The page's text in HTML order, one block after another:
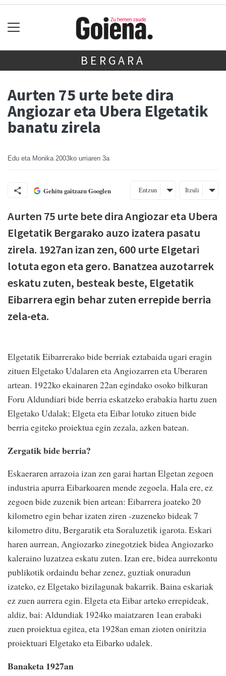
BERGARA
Aurten 75 urte bete dira
Angiozar eta Ubera Elgetatik
banatu zirela
Edu eta Monika 2003ko urriaren 3a
Gehitu gaitzazu Googlen Entzun Itzuli
Aurten 75 urte bete dira Angiozar eta Ubera
Elgetatik Bergarako auzo izatera pasatu
zirela. 1927an izan zen, 600 urte Elgetari
lotuta egon eta gero. Banatzea auzotarrek
eskatu zuten, besteak beste, Elgetatik
Eibarrera egin behar zuten errepide berria
zela-eta.
Elgetatik Eibarrerako bide berriak eztabaida ugari eragin
zituen Elgetako Udalaren eta Angiozarren eta Uberaren
artean. 1922ko ekainaren 22an egindako osoko bilkuran
Foru Aldundiari bide berria eskatzeko erabakia hartu zuen
Elgetako Udalak; Elgeta eta Eibar lotuko zituen bide
berria egiteko proiektua egin zezala, azken batean.
Zergatik bide berria?
Eskaeraren arrazoia izan zen garai hartan Elgetan zegoen
industria apurra Eibarkoaren mende zegoela. Hala ere, ez
zegoen bide zuzenik bien artean: Eibarrera joateko 20
kilometro egin behar izaten ziren -zuzeneko bideak 7
kilometro ditu, Bergaratik eta Soraluzetik igarota. Eskari
haren aurrean, Angiozarko zinegotziek bidea Angiozarko
kaleraino luzatzea eskatu zuten. Izan ere, bidea aurrekontu
publikotik ordaindu behar zenez, guztiak onuradun
izateko, ez Elgetako bizilagunak bakarrik. Baina eskariak
ez zuen aurrera egin. Elgeta eta Eibar arteko errepideak,
aldiz, bai: Aldundiak 1924ko maiatzaren 1ean erabaki
zuen proiektua egitea, eta 1928an eman zioten oniritzia
proiektuari Elgetako eta Eibarko udalek.
Banaketa 1927an